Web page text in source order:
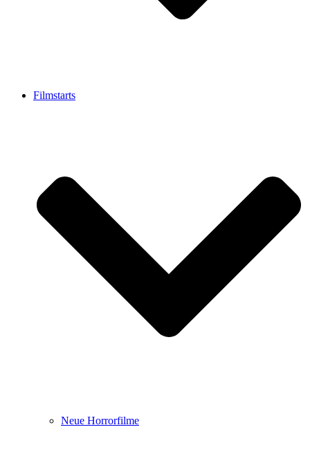
Filmstarts
Neue Horrorfilme